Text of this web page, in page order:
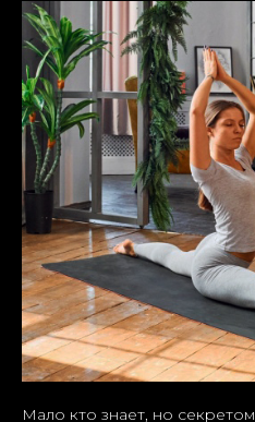
Мало кто знает, но